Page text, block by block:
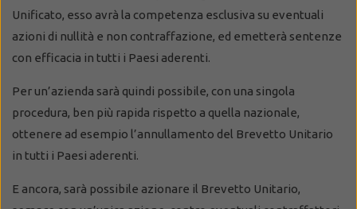
Unificato, esso avrà la competenza esclusiva su eventuali
azioni di nullità e non contraffazione, ed emetterà sentenze
con efficacia in tutti i Paesi aderenti.
Per un’azienda sarà quindi possibile, con una singola
procedura, ben più rapida rispetto a quella nazionale,
ottenere ad esempio l’annullamento del Brevetto Unitario
in tutti i Paesi aderenti.
E ancora, sarà possibile azionare il Brevetto Unitario,